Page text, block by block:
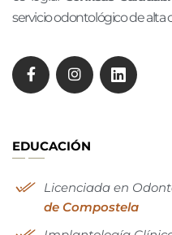
servicio odontológico de alta
EDUCACIÓN
Licenciada en
de Compostela